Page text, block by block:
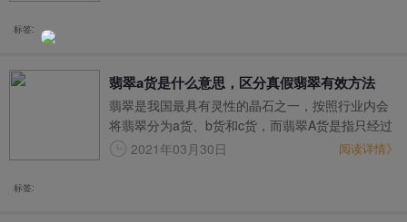
标签:
翡翠a货是什么意思，区分真假翡翠有效方法
翡翠是我国最具有灵性的晶石之一，按照行业内会
将翡翠分为a货、b货和c货，而翡翠A货是指只经过
雕刻打磨、没有经过任何的化学处理和高热、高压
2021年03月30日 阅读详情》
标签: